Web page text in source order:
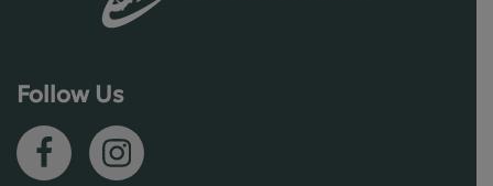
Follow Us